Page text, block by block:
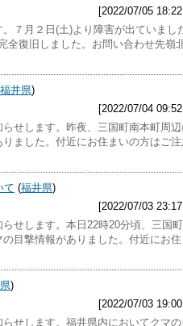
[2022/07/05
７月２日(土)より障害が出ていまし
全復旧しました。お問い合わせ先嶺
福井県)
[2022/07/04
せします。昨夜、三国町南本町周
ました。付近にお住まいの方はご
て (福井県)
[2022/07/03
せします。本日22時20分頃、三国
目撃情報がありました。付近にお
)
[2022/07/03
せします。福井県内においてクマ